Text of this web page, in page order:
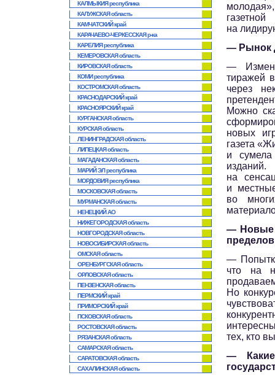
КАЛМЫКИЯ республика
КАЛУЖСКАЯ область
КАМЧАТСКИЙ край
КАРАЧАЕВО-ЧЕРКЕССКАЯ р-ка
КАРЕЛИЯ республика
КЕМЕРОВСКАЯ область
КИРОВСКАЯ область
КОМИ республика
КОСТРОМСКАЯ область
КРАСНОДАРСКИЙ край
КРАСНОЯРСКИЙ край
КУРГАНСКАЯ область
КУРСКАЯ область
ЛЕНИНГРАДСКАЯ область
ЛИПЕЦКАЯ область
МАГАДАНСКАЯ область
МАРИЙ ЭЛ республика
МОРДОВИЯ республика
МОСКОВСКАЯ область
МУРМАНСКАЯ область
НЕНЕЦКИЙ АО
НИЖЕГОРОДСКАЯ область
НОВГОРОДСКАЯ область
НОВОСИБИРСКАЯ область
ОМСКАЯ область
ОРЕНБУРГСКАЯ область
ОРЛОВСКАЯ область
ПЕНЗЕНСКАЯ область
ПЕРМСКИЙ край
ПРИМОРСКИЙ край
ПСКОВСКАЯ область
РОСТОВСКАЯ область
РЯЗАНСКАЯ область
САМАРСКАЯ область
САРАТОВСКАЯ область
САХАЛИНСКАЯ область
на
— Рынок
—
тиражей
через
Можно
новых
газета
и
на
и
во
— Новые
—
что на
Но
тех, кто
— Какие